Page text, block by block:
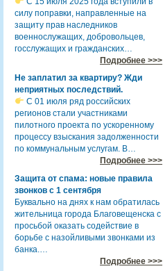
силу поправки, направленные на
защиту прав наследников
военнослужащих, добровольцев,
госслужащих и гражданских…
Подробнее >>>
Не заплатил за квартиру? Жди
неприятных последствий.
С 01 июля ряд российских
регионов стали участниками
пилотного проекта по ускоренному
процессу взыскания задолженности
по коммунальным услугам. В…
Подробнее >>>
Защита от спама: новые правила
звонков с 1 сентября
Буквально на днях к нам обратилась
жительница города Благовещенска с
просьбой оказать содействие в
борьбе с назойливыми звонками из
банка.…
Подробнее >>>